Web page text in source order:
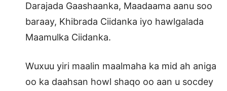
Darajada Gaashaanka, Maadaama aanu soo
baraay, Khibrada Ciidanka iyo hawlgalada
Maamulka Ciidanka.
Wuxuu yiri maalin maalmaha ka mid ah aniga
oo ka daahsan howl shaqo oo aan u socdey